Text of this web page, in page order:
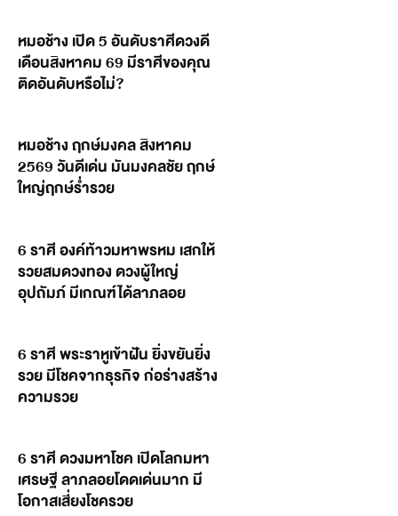
หมอช้าง เปิด 5 อันดับราศีดวงดี
เดือนสิงหาคม 69 มีราศีของคุณ
ติดอันดับหรือไม่?
หมอช้าง ฤกษ์มงคล สิงหาคม
2569 วันดีเด่น มันมงคลชัย ฤกษ์
ใหญ่ฤกษ์ร่ำรวย
6 ราศี องค์ท้าวมหาพรหม เสกให้
รวยสมดวงทอง ดวงผู้ใหญ่
อุปถัมภ์ มีเกณฑ์ได้ลาภลอย
6 ราศี พระราหูเข้าฝัน ยิ่งขยันยิ่ง
รวย มีโชคจากธุรกิจ ก่อร่างสร้าง
ความรวย
6 ราศี ดวงมหาโชค เปิดโลกมหา
เศรษฐี ลาภลอยโดดเด่นมาก มี
โอกาสเสี่ยงโชครวย